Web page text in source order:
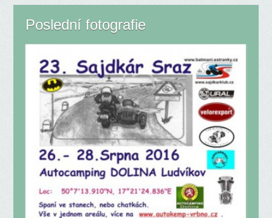
Poslední fotografie